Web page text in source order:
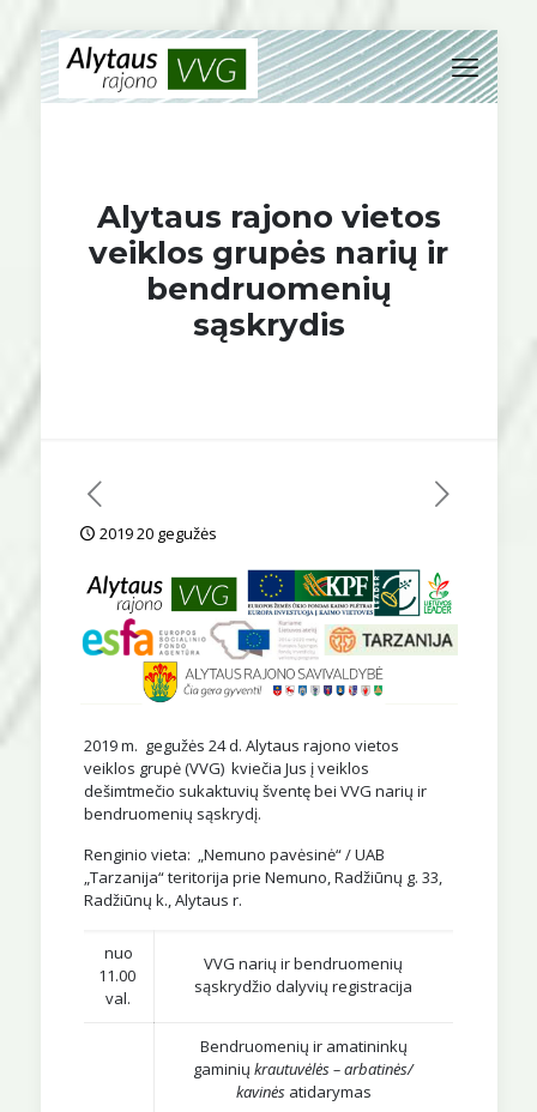
Alytaus rajono vietos
veiklos grupės narių ir
bendruomenių
sąskrydis
2019 20 gegužės
2019 m. gegužės 24 d. Alytaus rajono vietos
veiklos grupė (VVG) kviečia Jus į veiklos
dešimtmečio sukaktuvių šventę bei VVG narių ir
bendruomenių sąskrydį.
Renginio vieta: „Nemuno pavėsinė“ / UAB
„Tarzanija“ teritorija prie Nemuno, Radžiūnų g. 33,
Radžiūnų k., Alytaus r.
nuo
11.00
val.
VVG narių ir bendruomenių
sąskrydžio dalyvių registracija
Bendruomenių ir amatininkų
gaminiųkrautuvėlės – arbatinės/
kavinėsatidarymas